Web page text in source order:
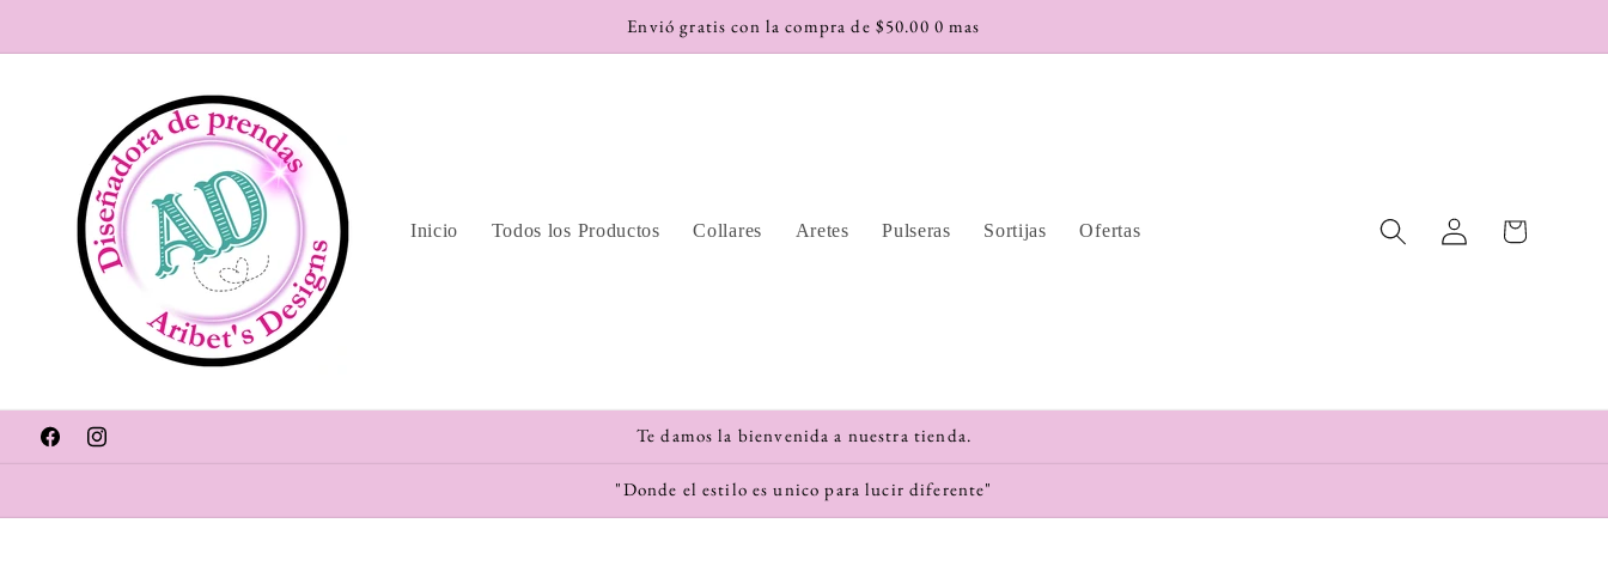
al contenido
Envió gratis con la compra de $50.00 0 mas
Inicio Todos los Productos Collares Aretes Pulseras Sortijas Ofertas
Iniciar
sesión
Carrito
FacebookInstagram
Te damos la bienvenida a nuestra tienda.
"Donde el estilo es unico para lucir diferente"